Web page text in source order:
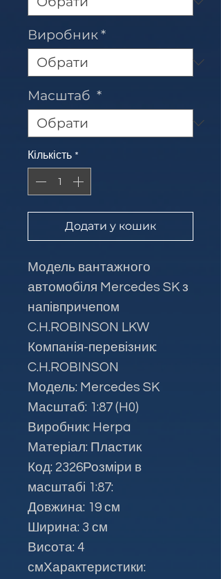
Виробник*
Масштаб *
Кількість *
Додати у кошик
Модель вантажного
автомобіля Mercedes SK з
напівпричепом
C.H.ROBINSON LKW
Компанія-перевізник:
C.H.ROBINSON
Модель: Mercedes SK
Масштаб: 1:87 (H0)
Виробник: Herpa
Матеріал: Пластик
Код: 2326Розміри в
масштабі 1:87:
Довжина: 19 см
Ширина: 3 см
Висота: 4
смХарактеристики: